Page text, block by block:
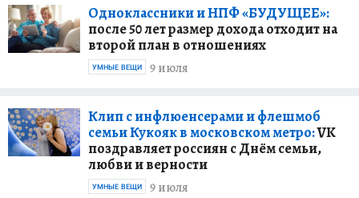
Одноклассники и НПФ «БУДУЩЕЕ»:
после 50 лет размер дохода отходит на
второй план в отношениях
9 июля
УМНЫЕ ВЕЩИ
Клип с инфлюенсерами и флешмоб
семьи Кукояк в московском метро:VK
поздравляет россиян с Днём семьи,
любви и верности
9 июля
УМНЫЕ ВЕЩИ